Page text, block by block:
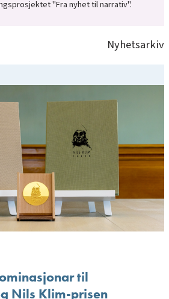
"Fra nyhet til narrativ".
Nyhetsarkiv
til
Nils Klim-prisen